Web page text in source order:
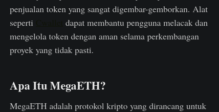
penjualan token yang sangat digembar-gemborkan. Alat
seperti
dapat membantu pengguna melacak dan
mengelola token dengan aman selama perkembangan
proyek yang tidak pasti.
Apa Itu MegaETH?
MegaETH adalah protokol kripto yang dirancang untuk